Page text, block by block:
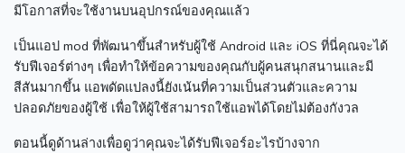
มีโอกาสที่จะใช้งานบนอุปกรณ์ของคุณแล้ว
เป็นแอป mod ที่พัฒนาขึ้นสำหรับผู้ใช้ Android และ iOS ที่นี่คุณจะได้
รับฟีเจอร์ต่างๆ เพื่อทำให้ข้อความของคุณกับผู้คนสนุกสนานและมี
สีสันมากขึ้น แอพดัดแปลงนี้ยังเน้นที่ความเป็นส่วนตัวและความ
ปลอดภัยของผู้ใช้ เพื่อให้ผู้ใช้สามารถใช้แอพได้โดยไม่ต้องกังวล
ตอนนี้ดูด้านล่างเพื่อดูว่าคุณจะได้รับฟีเจอร์อะไรบ้างจาก